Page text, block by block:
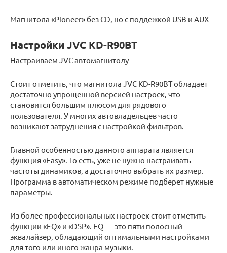
Магнитола «Pioneer» без CD, но с поддежкой USB и AUX
Настройки JVC KD-R90BT
Настраиваем JVC автомагнитолу
Стоит отметить, что магнитола JVC KD-R90BT обладает
достаточно упрощенной версией настроек, что
становится большим плюсом для рядового
пользователя. У многих автовладельцев часто
возникают затруднения с настройкой фильтров.
Главной особенностью данного аппарата является
функция «Easy». То есть, уже не нужно настраивать
частоты динамиков, а достаточно выбрать их размер.
Программа в автоматическом режиме подберет нужные
параметры.
Из более профессиональных настроек стоит отметить
функции «EQ» и «DSP». EQ — это пяти полосный
эквалайзер, обладающий оптимальными настройками
для того или иного жанра музыки.